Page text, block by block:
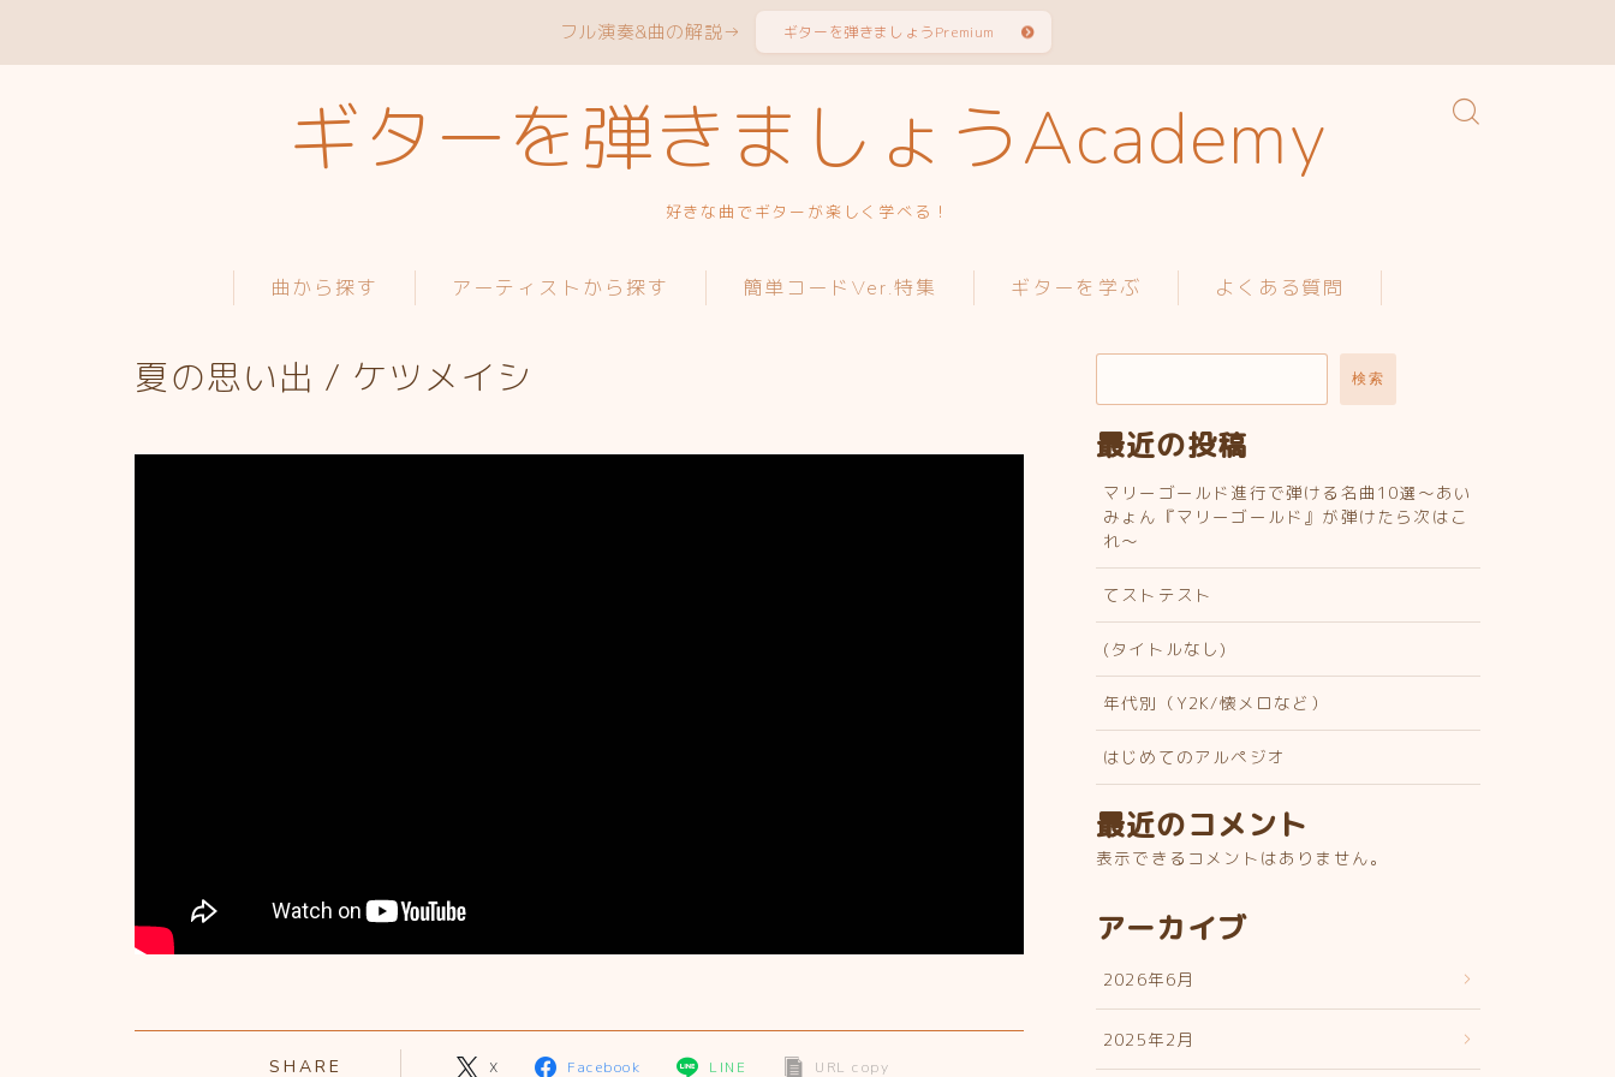
フル演奏&曲の解説→ ギターを弾きましょうPremium
ギターを弾きましょうAcademy
好きな曲でギターが楽しく学べる！
曲から探す アーティストから探す 簡単コードVer.特集 ギターを学ぶ よくある質問
夏の思い出 / ケツメイシ
SHARE X Facebook LINE URL copy
検索
最近の投稿
マリーゴールド進行で弾ける名曲10選〜あい
みょん『マリーゴールド』が弾けたら次はこ
れ〜
てストテスト
(タイトルなし)
年代別（Y2K/懐メロなど）
はじめてのアルペジオ
最近のコメント
表示できるコメントはありません。
アーカイブ
2026年6月
2025年2月